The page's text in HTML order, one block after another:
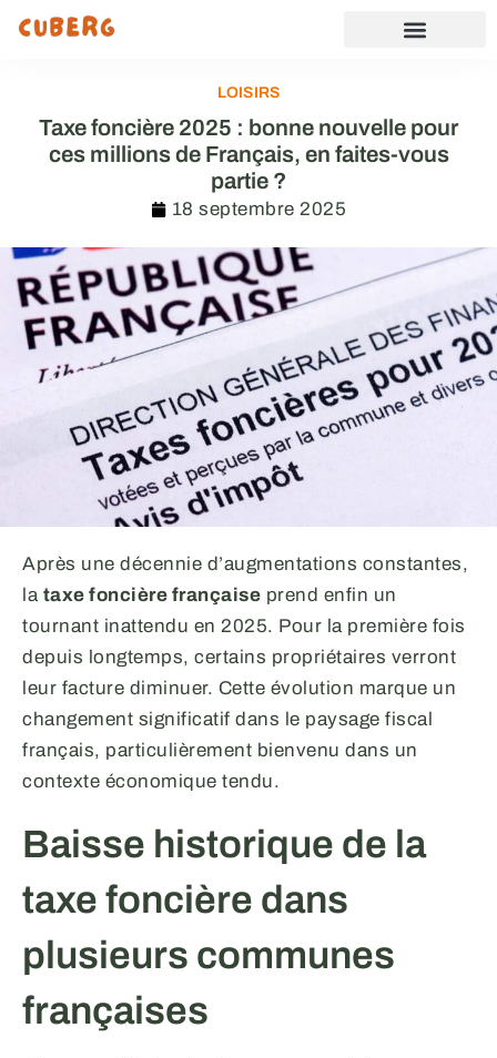
LOISIRS
Taxe foncière 2025 : bonne nouvelle pour
ces millions de Français, en faites-vous
partie ?
18 septembre 2025
Après une décennie d’augmentations constantes,
la taxe foncière française prend enfin un
tournant inattendu en 2025. Pour la première fois
depuis longtemps, certains propriétaires verront
leur facture diminuer. Cette évolution marque un
changement significatif dans le paysage fiscal
français, particulièrement bienvenu dans un
contexte économique tendu.
Baisse historique de la
taxe foncière dans
plusieurs communes
françaises